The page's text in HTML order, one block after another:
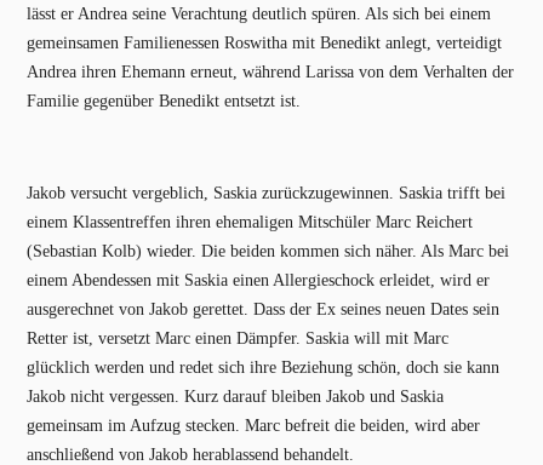
lässt er Andrea seine Verachtung deutlich spüren. Als sich bei einem
gemeinsamen Familienessen Roswitha mit Benedikt anlegt, verteidigt
Andrea ihren Ehemann erneut, während Larissa von dem Verhalten der
Familie gegenüber Benedikt entsetzt ist.
Jakob versucht vergeblich, Saskia zurückzugewinnen. Saskia trifft bei
einem Klassentreffen ihren ehemaligen Mitschüler Marc Reichert
(Sebastian Kolb) wieder. Die beiden kommen sich näher. Als Marc bei
einem Abendessen mit Saskia einen Allergieschock erleidet, wird er
ausgerechnet von Jakob gerettet. Dass der Ex seines neuen Dates sein
Retter ist, versetzt Marc einen Dämpfer. Saskia will mit Marc
glücklich werden und redet sich ihre Beziehung schön, doch sie kann
Jakob nicht vergessen. Kurz darauf bleiben Jakob und Saskia
gemeinsam im Aufzug stecken. Marc befreit die beiden, wird aber
anschließend von Jakob herablassend behandelt.